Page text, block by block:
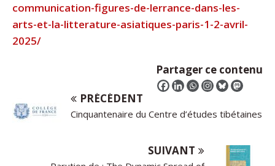
communication-figures-de-lerrance-dans-les-
arts-et-la-litterature-asiatiques-paris-1-2-avril-
2025/
Partager ce contenu
PRÉCÉDENT
Cinquantenaire du Centre d’études tibétaines
SUIVANT